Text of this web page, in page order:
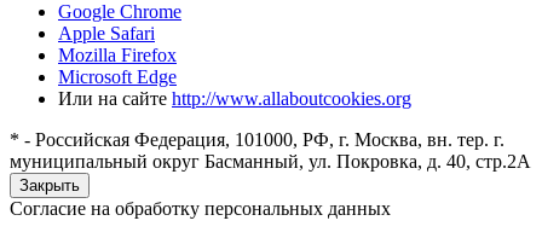
Google Chrome
Apple Safari
Mozilla Firefox
Microsoft Edge
Или на сайте http://www.allaboutcookies.org
* - Российская Федерация, 101000, РФ, г. Москва, вн. тер. г.
муниципальный округ Басманный, ул. Покровка, д. 40, стр.2А
Закрыть
Согласие на обработку персональных данных